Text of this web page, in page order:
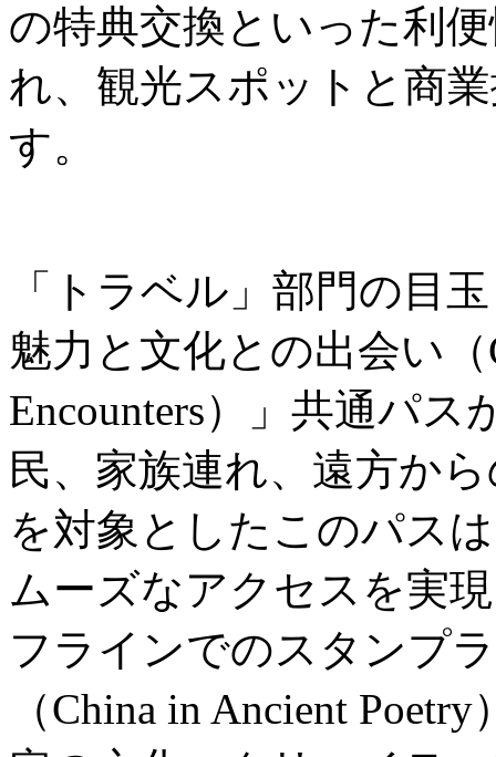
の特典交換といった利
れ、観光スポットと商
す。
「トラベル」部門の目
魅力と文化との出会い（
Encounters）」共通パ
民、家族連れ、遠方か
を対象としたこのパス
ムーズなアクセスを実
フラインでのスタンプ
（China in Ancient